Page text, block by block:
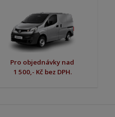
Pro objednávky nad
1 500,- Kč bez DPH.